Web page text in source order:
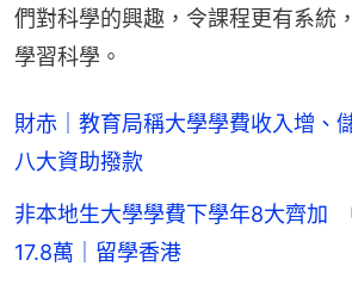
們對科學的興趣，令課程更有系統
學習科學。
財赤｜教育局稱大學學費收入增
八大資助撥款
非本地生大學學費下學年8大齊加
17.8萬｜留學香港